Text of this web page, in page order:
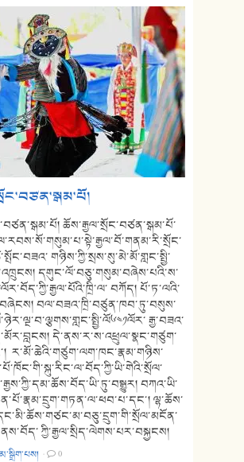
ཆོས་རྒྱལ་སྲོང་བཙན་སྒམ་པོ་
གཉིས་ཀྱི་སྲས་སུ་མེ་མོ་གླང་སྤྱི་
དགུང་ལོ་བཅུ་གསུམ་བཞེས་པའི་ས་
བཀོད། པོ་ཏ་ལའི་
བལ་བཟའ་ཁྲི་བཙུན་ཁབ་ཏུ་བསུས་
རྒྱ་བཟའ་
དེ་ནས་ར་ས་འཕྲུལ་སྣང་གཙུག་
ར་མོ་ཆེའི་གཙུག་ལག་ཁང་རྣམ་གཉིས་
བཀའ་ཡི་
ལྷ་ཆོས་
ཀྱི་རྒྱལ་སྲིད་ལེགས་པར་བསྐྱངས།
· 0